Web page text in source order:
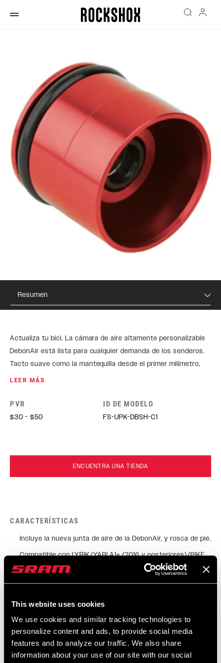
This website uses cookies
We use cookies and similar tracking technologies to
personalize content and ads, to provide social media
features and to analyze our traffic. We also share
information about your use of our site with our social
Resumen
ENCUENTRA UNA TIENDA
Actualiza tu bici. La cámara de aire altamente personalizable
DebonAir está lista para cualquier demanda de los senderos.
Tacto suave como la mantequilla desde el primer milímetro,
ahora optimizado para mantener un soporte inicial alto y
suspensiones de aire compatibles con DebonAir peor no
quieren cambiar el recorrido o lo necesitan todo montado
LEER MÁS
PVR
$30 - $50
ID DE MODELO
FS-UPK-DBSH-C1
CARACTERÍSTICAS
Incluye la nueva junta de aire de la DebonAir, y rosca de pie.
Compatible con LYRIK/YARI A1+ (2016 y posteriores)/PIKE
B1+/Revelation A1+ (2018 y posteriores).
Tecnología